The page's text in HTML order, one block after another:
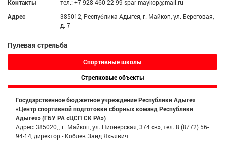
Контакты
тел.: +7 928 460 22 99 spar-maykop@mail.ru
Адрес
385012, Республика Адыгея, г. Майкоп, ул. Береговая,
д. 7
Пулевая стрельба
Спортивные школы
Стрелковые объекты
Государственное бюджетное учреждение Республики Адыгея
«Центр спортивной подготовки сборных команд Республики
Адыгея» (ГБУ РА «ЦСП СК РА»)
Адрес: 385020, , г. Майкоп, ул. Пионерская, 374 «в», тел. 8 (8772) 56-
94-14, директор - Коблев Заид Яхьявич